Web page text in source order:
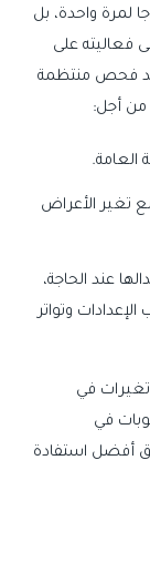
لمرة واحدة، بل
فعاليته على
فحص منتظمة
من أجل:
العامة.
مع تغير الأعراض
عند الحاجة،
3 و 25 سنة بحسب الإعدادات وتواتر
في
في
أفضل استفادة